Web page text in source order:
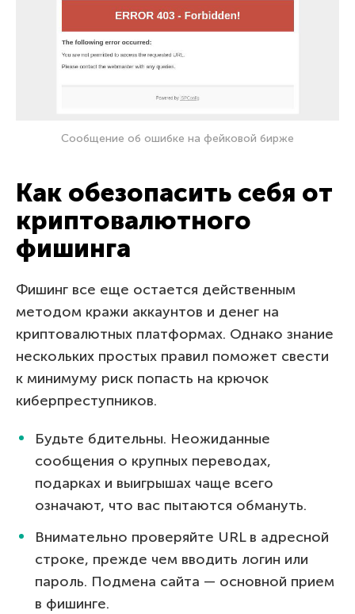
Сообщение об ошибке на фейковой бирже
Как обезопасить себя от
криптовалютного
фишинга
Фишинг все еще остается действенным
методом кражи аккаунтов и денег на
криптовалютных платформах. Однако знание
нескольких простых правил поможет свести
к минимуму риск попасть на крючок
киберпреступников.
Будьте бдительны. Неожиданные
сообщения о крупных переводах,
подарках и выигрышах чаще всего
означают, что вас пытаются обмануть.
Внимательно проверяйте URL в адресной
строке, прежде чем вводить логин или
пароль. Подмена сайта — основной прием
в фишинге.